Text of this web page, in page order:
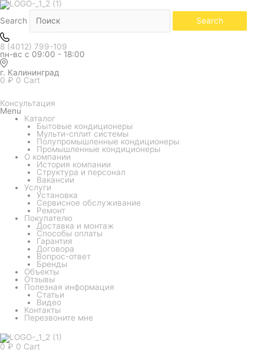
Search Search
8 (4012) 799-109
пн-вс с 09:00 - 18:00
г. Калининград
0 ₽ 0 Cart
Консультация
Menu
Каталог
Бытовые кондиционеры
Мульти-сплит системы
Полупромышленные кондиционеры
Промышленные кондиционеры
О компании
История компании
Структура и персонал
Вакансии
Услуги
Установка
Сервисное обслуживание
Ремонт
Покупателю
Доставка и монтаж
Способы оплаты
Гарантия
Договора
Вопрос-ответ
Бренды
Объекты
Отзывы
Полезная информация
Статьи
Видео
Контакты
Перезвоните мне
0 ₽ 0 Cart
Количество
товара
Внутренний
блок
мульти
системы
LG
PROMULTI
2.0
MT11R.NU1
(однопоточный